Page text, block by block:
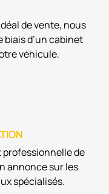
de vente, nous
d’un cabinet
véhicule.
professionnelle de
annonce sur les
spécialisés.